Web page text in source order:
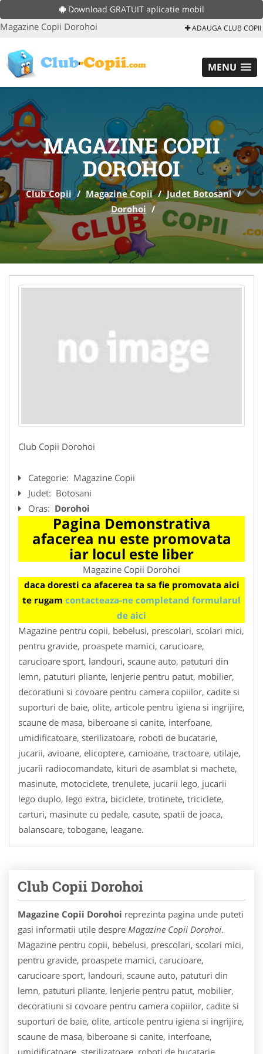
Download GRATUIT aplicatie mobil
Magazine Copii Dorohoi ADAUGA CLUB COPII
MENU
MAGAZINE COPII
DOROHOI
Club Copii / Magazine Copii / Judet Botosani /
Dorohoi /
Club Copii Dorohoi
Categorie: Magazine Copii
Judet: Botosani
Oras: Dorohoi
Pagina Demonstrativa
afacerea nu este promovata
iar locul este liber
Magazine Copii Dorohoi
daca doresti ca afacerea ta sa fie promovata aici
te rugam contacteaza-ne completand formularul
de aici
Magazine pentru copii, bebelusi, prescolari, scolari mici,
pentru gravide, proaspete mamici, carucioare,
carucioare sport, landouri, scaune auto, patuturi din
lemn, patuturi pliante, lenjerie pentru patut, mobilier,
decoratiuni si covoare pentru camera copiilor, cadite si
suporturi de baie, olite, articole pentru igiena si ingrijire,
scaune de masa, biberoane si canite, interfoane,
umidificatoare, sterilizatoare, roboti de bucatarie,
jucarii, avioane, elicoptere, camioane, tractoare, utilaje,
jucarii radiocomandate, kituri de asamblat si machete,
masinute, motociclete, trenulete, jucarii lego, jucarii
lego duplo, lego extra, biciclete, trotinete, triciclete,
carturi, masinute cu pedale, casute, spatii de joaca,
balansoare, tobogane, leagane.
Club Copii Dorohoi
Magazine Copii Dorohoi reprezinta pagina unde puteti
gasi informatii utile despre Magazine Copii Dorohoi.
Magazine pentru copii, bebelusi, prescolari, scolari mici,
pentru gravide, proaspete mamici, carucioare,
carucioare sport, landouri, scaune auto, patuturi din
lemn, patuturi pliante, lenjerie pentru patut, mobilier,
decoratiuni si covoare pentru camera copiilor, cadite si
suporturi de baie, olite, articole pentru igiena si ingrijire,
scaune de masa, biberoane si canite, interfoane,
umidificatoare, sterilizatoare, roboti de bucatarie,